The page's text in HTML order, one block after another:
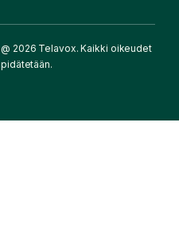
@ 2026 Telavox. Kaikki oikeudet
pidätetään.